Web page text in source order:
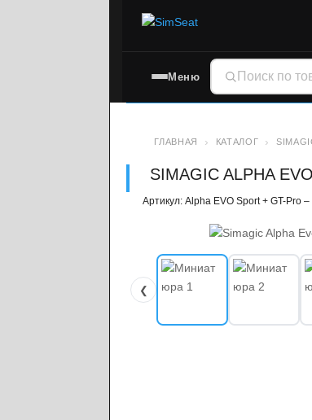
Меню
ГЛАВНАЯ КАТАЛОГ
SIMAGIC ALPHA
Артикул: Alpha EVO Sport + GT-Pro
❮